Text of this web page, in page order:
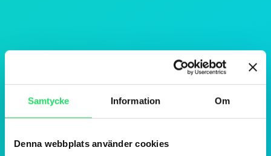
Samtycke Information Om
Denna webbplats använder cookies